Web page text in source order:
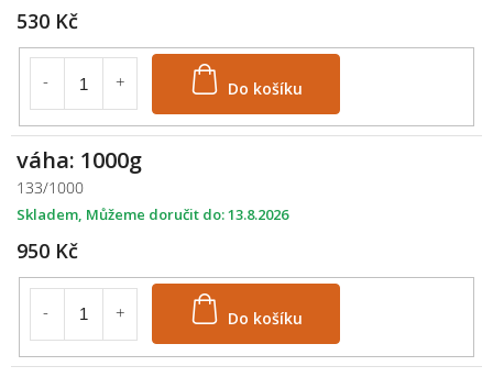
530 Kč
váha: 1000g
133/1000
950 Kč
Do košíku
Skladem 13.8.2026